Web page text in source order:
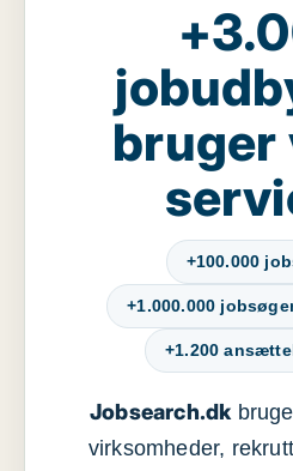
bruger
+100.000
+1.000.000
+1.200
Jobsearch.dk
virksomheder,